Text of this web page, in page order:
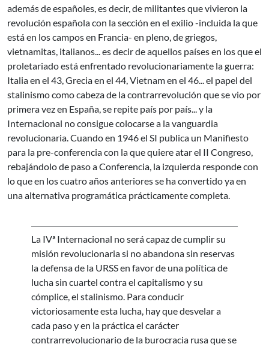
además de españoles, es decir, de militantes que vivieron la
revolución española con la sección en el exilio -incluida la que
está en los campos en Francia- en pleno, de griegos,
vietnamitas, italianos... es decir de aquellos países en los que el
proletariado está enfrentado revolucionariamente la guerra:
Italia en el 43, Grecia en el 44, Vietnam en el 46... el papel del
stalinismo como cabeza de la contrarrevolución que se vio por
primera vez en España, se repite país por país... y la
Internacional no consigue colocarse a la vanguardia
revolucionaria. Cuando en 1946 el SI publica un Manifiesto
para la pre-conferencia con la que quiere atar el II Congreso,
rebajándolo de paso a Conferencia, la izquierda responde con
lo que en los cuatro años anteriores se ha convertido ya en
una alternativa programática prácticamente completa.
La IVª Internacional no será capaz de cumplir su
misión revolucionaria si no abandona sin reservas
la defensa de la URSS en favor de una política de
lucha sin cuartel contra el capitalismo y su
cómplice, el stalinismo. Para conducir
victoriosamente esta lucha, hay que desvelar a
cada paso y en la práctica el carácter
contrarrevolucionario de la burocracia rusa que se